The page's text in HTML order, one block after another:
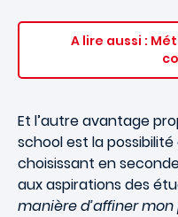
A lire aussi :
Et l’autre avantage
school est la
choisissant en
aux aspirations des
manière d’affiner